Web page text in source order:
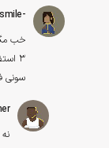
-smile-
3 استفاده کرده ؟
سونی